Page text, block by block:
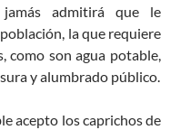
admitirá que le
la que requiere
como son agua potable,
y alumbrado público.
acepto los caprichos de